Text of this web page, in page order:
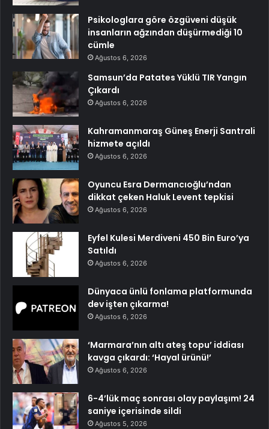
Psikologlara göre özgüveni düşük
insanların ağzından düşürmediği 10
cümle
Ağustos 6, 2026
Samsun’da Patates Yüklü TIR Yangın
Çıkardı
Ağustos 6, 2026
Kahramanmaraş Güneş Enerji Santrali
hizmete açıldı
Ağustos 6, 2026
Oyuncu Esra Dermancıoğlu’ndan
dikkat çeken Haluk Levent tepkisi
Ağustos 6, 2026
Eyfel Kulesi Merdiveni 450 Bin Euro’ya
Satıldı
Ağustos 6, 2026
Dünyaca ünlü fonlama platformunda
dev işten çıkarma!
Ağustos 6, 2026
‘Marmara’nın altı ateş topu’ iddiası
kavga çıkardı: ‘Hayal ürünü!’
Ağustos 6, 2026
6-4’lük maç sonrası olay paylaşım! 24
saniye içerisinde sildi
Ağustos 5, 2026